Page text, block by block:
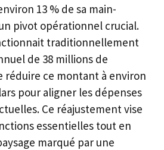
13 % de sa main-
pivot opérationnel crucial.
traditionnellement
de 38 millions de
réduire ce montant à environ
pour aligner les dépenses
Ce réajustement vise
essentielles tout en
marqué par une